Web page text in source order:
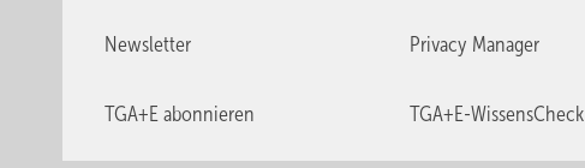
Newsletter Privacy Manager
TGA+E abonnieren TGA+E-WissensCheck